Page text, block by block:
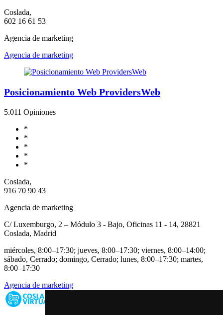
Coslada,
602 16 61 53
Agencia de marketing
Agencia de marketing
Posicionamiento Web ProvidersWeb
5.011 Opiniones
*
*
*
*
*
Coslada,
916 70 90 43
Agencia de marketing
C/ Luxemburgo, 2 – Módulo 3 - Bajo, Oficinas 11 - 14, 28821
Coslada, Madrid
miércoles, 8:00–17:30; jueves, 8:00–17:30; viernes, 8:00–14:00;
sábado, Cerrado; domingo, Cerrado; lunes, 8:00–17:30; martes,
8:00–17:30
Agencia de marketing